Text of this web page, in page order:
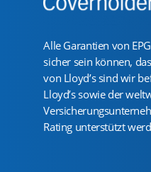
Alle Garantien von
sicher sein können,
von Lloyd’s sind wir
Lloyd’s sowie der
Rating unterstützt